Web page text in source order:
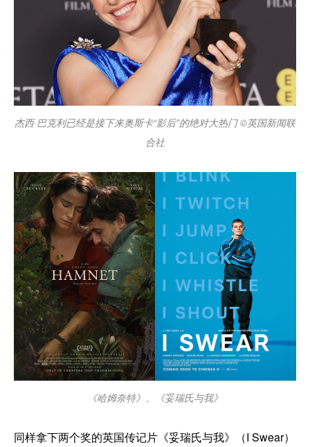
杰西·巴克利已经是接下来奥斯卡“影后”的绝对大热门 ©英国新闻联
合社
《哈姆奈特》、《妥瑞氏与我》
同样拿下两个奖的英国传记片《妥瑞氏与我》（I Swear）